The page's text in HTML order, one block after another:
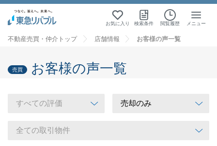
お気に入り 検索条件 閲覧履歴 メニュー
不動産売買・仲介トップ 店舗情報 お客様の声一覧
売買 お客様の声一覧